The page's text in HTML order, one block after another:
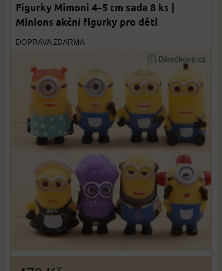
Figurky Mimoni 4–5 cm sada 8 ks |
Minions akční figurky pro děti
DOPRAVA ZDARMA